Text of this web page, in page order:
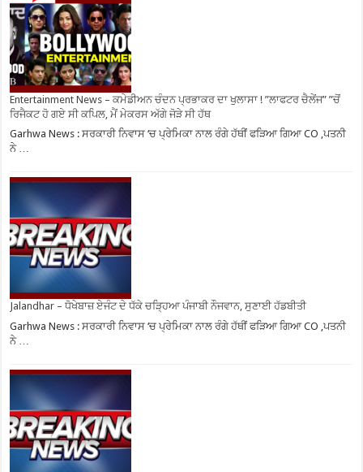
Entertainment News – ਕਮੇਡੀਅਨ ਚੰਦਨ ਪ੍ਰਭਾਕਰ ਦਾ ਖੁਲਾਸਾ ! ”ਲਾਫਟਰ ਚੈਲੇਂਜ” ”ਚੋਂ
ਰਿਜੈਕਟ ਹੋ ਗਏ ਸੀ ਕਪਿਲ, ਮੈਂ ਮੇਕਰਸ ਅੱਗੇ ਜੋੜੇ ਸੀ ਹੱਥ
Garhwa News : ਸਰਕਾਰੀ ਨਿਵਾਸ ‘ਚ ਪ੍ਰੇਮਿਕਾ ਨਾਲ ਰੰਗੇ ਹੱਥੀਂ ਫੜਿਆ ਗਿਆ CO ,ਪਤਨੀ
ਨੇ …
Jalandhar – ਧੋਖੇਬਾਜ਼ ਏਜੰਟ ਦੇ ਧੱਕੇ ਚੜ੍ਹਿਆ ਪੰਜਾਬੀ ਨੌਜਵਾਨ, ਸੁਣਾਈ ਹੱਡਬੀਤੀ
Garhwa News : ਸਰਕਾਰੀ ਨਿਵਾਸ ‘ਚ ਪ੍ਰੇਮਿਕਾ ਨਾਲ ਰੰਗੇ ਹੱਥੀਂ ਫੜਿਆ ਗਿਆ CO ,ਪਤਨੀ
ਨੇ …